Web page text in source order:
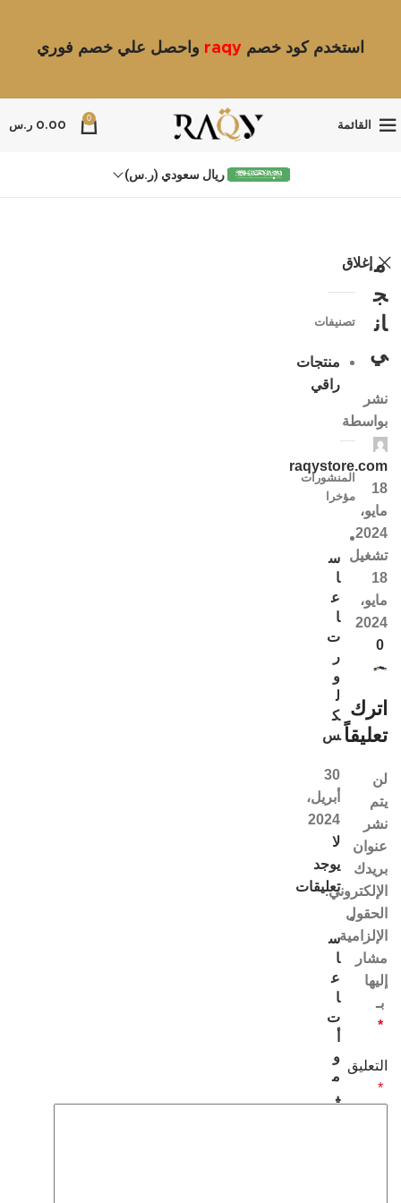
استخدم كود خصم raqy واحصل علي خصم فوري
القائمة
0
0.00 ر.س
ريال سعودي (ر.س)
م
ج
ان
ي
نشر
بواسطة
raqystore.com
18
مايو،
2024
تشغيل
18
مايو،
2024
0
اترك
تعليقاً
لن
يتم
نشر
عنوان
بريدك
الإلكتروني.
الحقول
الإلزامية
مشار
إليها
بـ
*
التعليق
*
إغلاق
تصنيفات
منتجات
راقي
المنشورات
مؤخرا
س
ا
ع
ا
ت
ر
و
ل
ك
س
30
أبريل،
2024
لا
يوجد
تعليقات
س
ا
ع
ا
ت
و
م
ي